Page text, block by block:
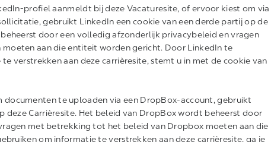
profiel aanmeldt bij deze Vacaturesite, of ervoor kiest om via
gebruikt LinkedIn een cookie van een derde partij op de
door een volledig afzonderlijk privacybeleid en vragen
aan die entiteit worden gericht. Door LinkedIn te
verstrekken aan deze carrièresite, stemt u in met de cookie van
documenten te uploaden via een DropBox-account, gebruikt
deze Carrièresite. Het beleid van DropBox wordt beheerst door
met betrekking tot het beleid van Dropbox moeten aan die
om informatie te verstrekken aan deze carrièresite, ga je